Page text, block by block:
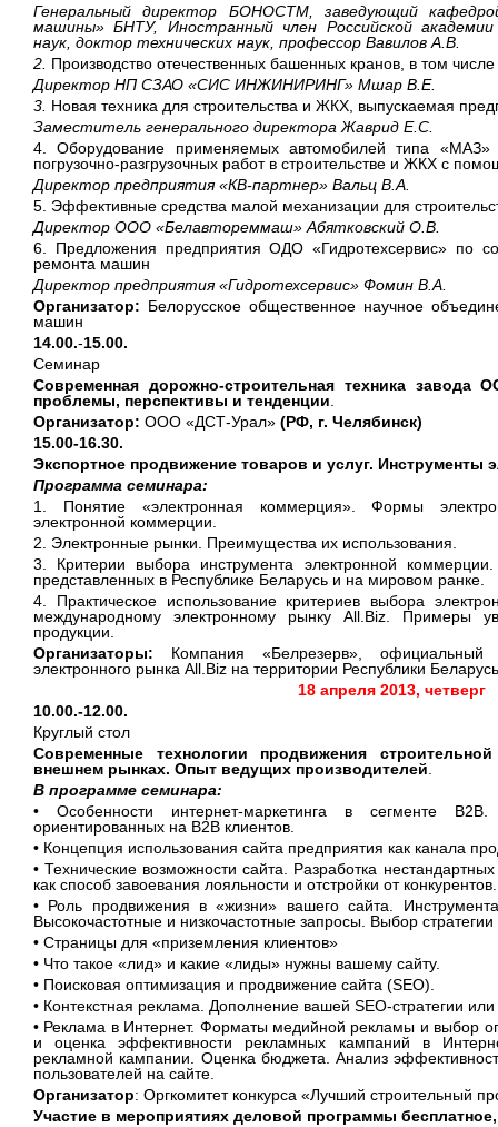
Генеральный директор БОНОСТМ, заведующий
машины» БНТУ, Иностранный член Российской
наук, доктор технических наук, профессор Вавилов А.В.
2. Производство отечественных башенных кранов, в том
Директор НП СЗАО «СИС ИНЖИНИРИНГ» Мшар В.Е.
3. Новая техника для строительства и ЖКХ, выпускаемая
Заместитель генерального директора Жаврид Е.С.
4. Оборудование применяемых автомобилей типа
погрузочно-разгрузочных работ в строительстве и ЖКХ с
Директор предприятия «КВ-партнер» Вальц В.А.
5. Эффективные средства малой механизации для
Директор ООО «Белавтореммаш» Абятковский О.В.
6. Предложения предприятия ОДО «Гидротехсервис» по
ремонта машин
Директор предприятия «Гидротехсервис» Фомин В.А.
Организатор: Белорусское общественное научное
машин
14.00.-15.00.
Семинар
Современная дорожно-строительная техника завода
проблемы, перспективы и тенденции
Организатор: ООО «ДСТ-Урал» (РФ, г. Челябинск)
15.00-16.30.
Экспортное продвижение товаров и услуг. Инструменты
Программа семинара:
1. Понятие «электронная коммерция». Формы
электронной коммерции.
2. Электронные рынки. Преимущества их использования.
3. Критерии выбора инструмента электронной
представленных в Республике Беларусь и на мировом ранке.
4. Практическое использование критериев выбора
международному электронному рынку All.Biz. Примеры
продукции.
Организаторы: Компания «Белрезерв», официальный
электронного рынка All.Biz на территории Республики
18 апреля 2013, четверг
10.00.-12.00.
Круглый стол
Современные технологии продвижения
внешнем рынках. Опыт ведущих производителей
В программе семинара:
• Особенности интернет-маркетинга в сегменте
ориентированных на B2B клиентов.
• Концепция использования сайта предприятия как канала
• Технические возможности сайта. Разработка
как способ завоевания лояльности и отстройки от конкурентов.
• Роль продвижения в «жизни» вашего сайта.
Высокочастотные и низкочастотные запросы. Выбор
• Страницы для «приземления клиентов»
• Что такое «лид» и какие «лиды» нужны вашему сайту.
• Поисковая оптимизация и продвижение сайта (SEO).
• Контекстная реклама. Дополнение вашей SEO-стратегии или
• Реклама в Интернет. Форматы медийной рекламы и выбор
и оценка эффективности рекламных кампаний в
рекламной кампании. Оценка бюджета. Анализ
пользователей на сайте.
Организатор: Оргкомитет конкурса «Лучший строительный
Участие в мероприятиях деловой программы